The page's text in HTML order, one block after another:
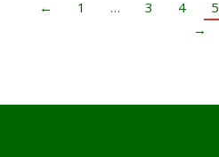
← 1 … 3 4 5
→